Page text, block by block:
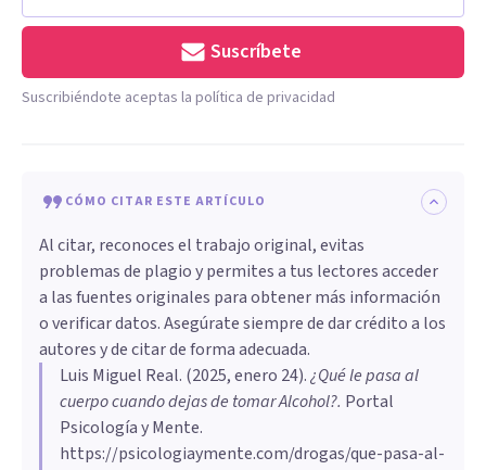
Suscríbete
Suscribiéndote aceptas la política de privacidad
CÓMO CITAR ESTE ARTÍCULO
Al citar, reconoces el trabajo original, evitas
problemas de plagio y permites a tus lectores acceder
a las fuentes originales para obtener más información
o verificar datos. Asegúrate siempre de dar crédito a los
autores y de citar de forma adecuada.
Luis Miguel Real. (2025, enero 24).¿Qué le pasa al
cuerpo cuando dejas de tomar Alcohol?. Portal
Psicología y Mente.
https://psicologiaymente.com/drogas/que-pasa-al-